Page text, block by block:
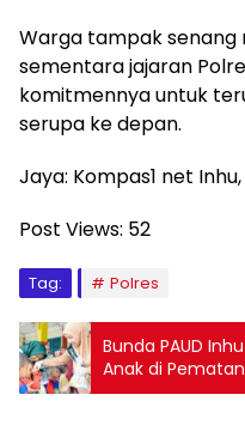
Warga tampak senang
sementara jajaran
komitmennya untuk
serupa ke depan.
Jaya: Kompas1 net
Post Views: 52
Tag: Polres
Bunda PAUD
Anak di